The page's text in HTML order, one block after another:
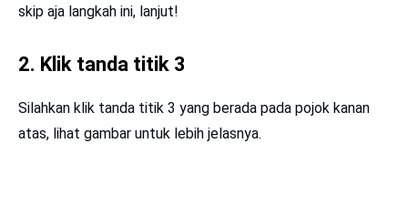
skip aja langkah ini, lanjut!
2. Klik tanda titik 3
Silahkan klik tanda titik 3 yang berada pada pojok kanan
atas, lihat gambar untuk lebih jelasnya.